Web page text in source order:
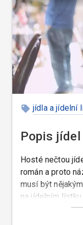
jídla a jídelní
Popis
Hosté nečtou
román a proto
musí být
na jídelním
název. Popis